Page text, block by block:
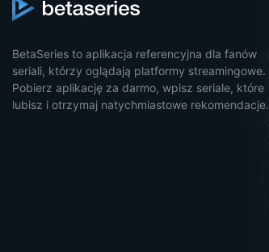
BetaSeries to aplikacja referencyjna dla fanów
seriali, którzy oglądają platformy streamingowe.
Pobierz aplikację za darmo, wpisz seriale, które
lubisz i otrzymaj natychmiastowe rekomendacje.